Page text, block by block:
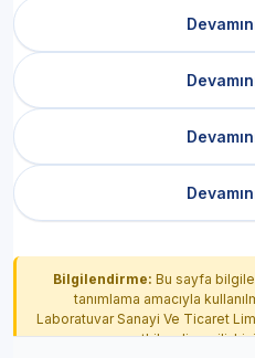
Bilgilendirme: Bu sayfa
tanımlama amacıyla
Laboratuvar Sanayi Ve Ticaret
yetkilendirme